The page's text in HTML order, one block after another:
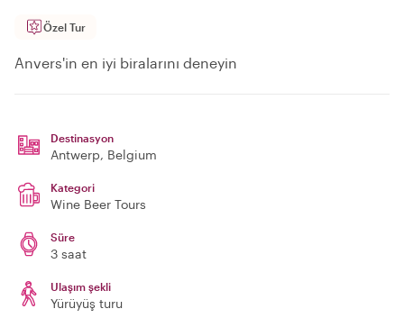
Özel Tur
Anvers'in en iyi biralarını deneyin
Destinasyon
Antwerp, Belgium
Kategori
Wine Beer Tours
Süre
3 saat
Ulaşım şekli
Yürüyüş turu